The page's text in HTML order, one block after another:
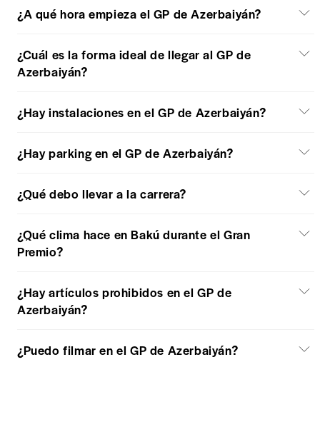
¿A qué hora empieza el GP de Azerbaiyán?
¿Cuál es la forma ideal de llegar al GP de
Azerbaiyán?
¿Hay instalaciones en el GP de Azerbaiyán?
¿Hay parking en el GP de Azerbaiyán?
¿Qué debo llevar a la carrera?
¿Qué clima hace en Bakú durante el Gran
Premio?
¿Hay artículos prohibidos en el GP de
Azerbaiyán?
¿Puedo filmar en el GP de Azerbaiyán?